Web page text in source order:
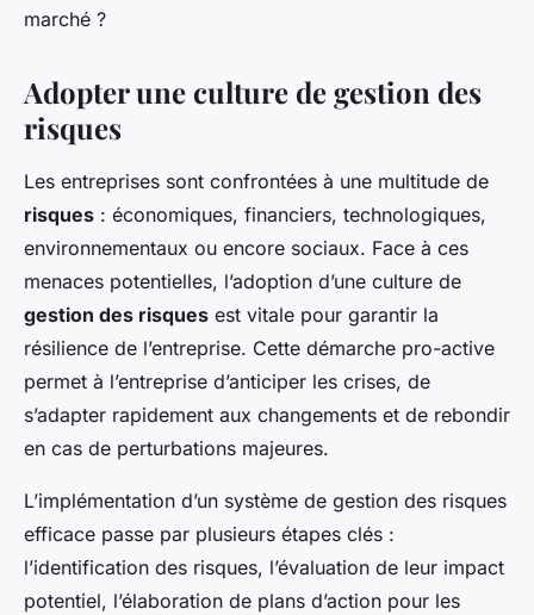
marché ?
Adopter une culture de gestion des
risques
Les entreprises sont confrontées à une multitude de
risques : économiques, financiers, technologiques,
environnementaux ou encore sociaux. Face à ces
menaces potentielles, l’adoption d’une culture de
gestion des risques est vitale pour garantir la
résilience de l’entreprise. Cette démarche pro-active
permet à l’entreprise d’anticiper les crises, de
s’adapter rapidement aux changements et de rebondir
en cas de perturbations majeures.
L’implémentation d’un système de gestion des risques
efficace passe par plusieurs étapes clés :
l’identification des risques, l’évaluation de leur impact
potentiel, l’élaboration de plans d’action pour les